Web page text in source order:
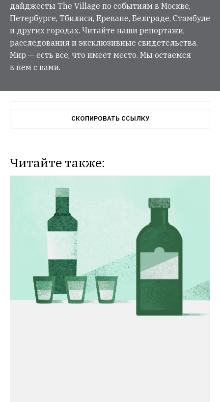
дайджесты The Village по событиям в Москве,
Петербурге, Тбилиси, Ереване, Белграде, Стамбуле
и других городах. Читайте наши репортажи,
расследования и эксклюзивные свидетельства.
Мир — есть все, что имеет место. Мы остаемся
в нем с вами.
СКОПИРОВАТЬ ССЫЛКУ
Читайте также: